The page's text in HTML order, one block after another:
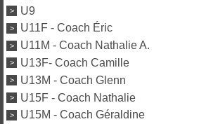
U9
U11F - Coach Éric
U11M - Coach Nathalie A.
U13F- Coach Camille
U13M - Coach Glenn
U15F - Coach Nathalie
U15M - Coach Géraldine